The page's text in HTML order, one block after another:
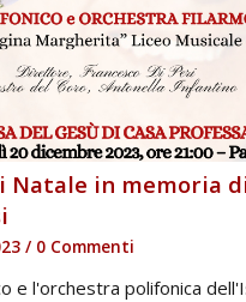
Natale in memoria
/ 0 Commenti
e l'orchestra polifonica